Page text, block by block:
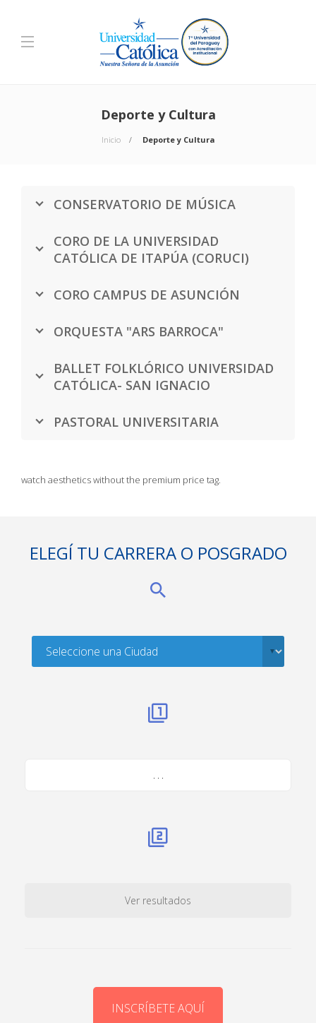
Deporte y Cultura
Inicio Deporte y Cultura
CONSERVATORIO DE MÚSICA
CORO DE LA UNIVERSIDAD
CATÓLICA DE ITAPÚA (CORUCI)
CORO CAMPUS DE ASUNCIÓN
ORQUESTA "ARS BARROCA"
BALLET FOLKLÓRICO UNIVERSIDAD
CATÓLICA- SAN IGNACIO
PASTORAL UNIVERSITARIA
watch aesthetics without the premium price tag.
ELEGÍ TU CARRERA O POSGRADO
. . .
Ver resultados
INSCRÍBETE AQUÍ